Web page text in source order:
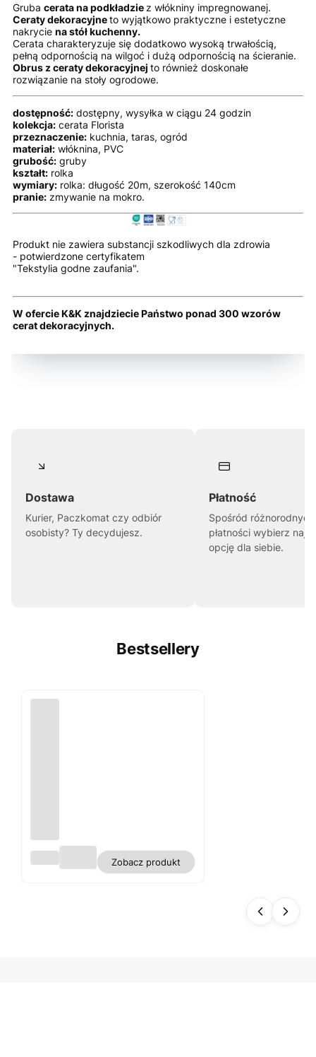
Gruba cerata na podkładzie z włókniny impregnowanej.
Ceraty dekoracyjneto wyjątkowo praktyczne i estetyczne
nakrycie na stół kuchenny.
Cerata charakteryzuje się dodatkowo wysoką trwałością,
pełną odpornością na wilgoć i dużą odpornością na ścieranie.
Obrus z ceraty dekoracyjnej to również doskonałe
rozwiązanie na stoły ogrodowe.
dostępność: dostępny, wysyłka w ciągu 24 godzin
kolekcja: cerata Florista
przeznaczenie: kuchnia, taras, ogród
materiał: włóknina, PVC
grubość: gruby
kształt: rolka
wymiary: rolka: długość 20m, szerokość 140cm
pranie: zmywanie na mokro.
Produkt nie zawiera substancji szkodliwych dla zdrowia
- potwierdzone certyfikatem
"Tekstylia godne zaufania".
W ofercie K&K znajdziecie Państwo ponad 300 wzorów
cerat dekoracyjnych.
Dostawa
Kurier, Paczkomat czy odbiór
osobisty? Ty decydujesz.
Płatność
Spośród
płatności wybierz
opcję dla siebie.
Bestsellery
s
Zobacz produkt